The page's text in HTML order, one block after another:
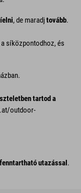
, de maradjtovább.
a síközpontodhoz, és
tartod a
outdoor-
fenntartható utazással.